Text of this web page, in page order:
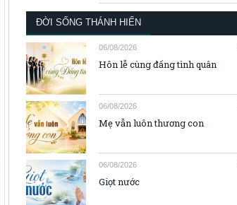
ĐỜI SỐNG THÁNH HIẾN
06/08/2026
Hôn lễ cùng đấng tình quân
06/08/2026
Mẹ vẫn luôn thương con
06/08/2026
Giọt nước